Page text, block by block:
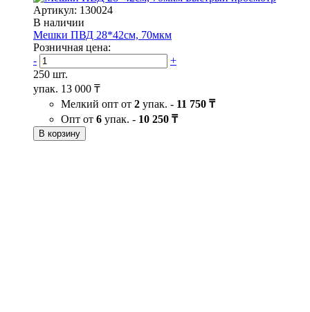
Артикул: 130024
В наличии
Мешки ПВД 28*42см, 70мкм
Розничная цена:
-
+
250 шт.
упак. 13 000 ₸
Мелкий опт от 2 упак. - 11 750 ₸
Опт от 6 упак. - 10 250 ₸
В корзину